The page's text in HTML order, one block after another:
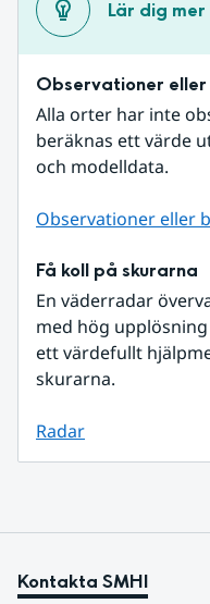
Lär dig mer
Observationer
Alla orter har inte
beräknas ett värde
och modelldata.
Observationer eller
Få koll på skurarna
En väderradar
med hög
ett värdefullt
skurarna.
Radar
Kontakta SMHI